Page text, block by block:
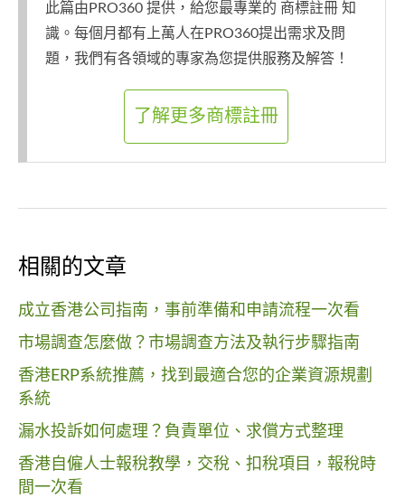
此篇由PRO360 提供，給您最專業的 商標註冊 知
識。每個月都有上萬人在PRO360提出需求及問
題，我們有各領域的專家為您提供服務及解答！
了解更多商標註冊
相關的文章
成立香港公司指南，事前準備和申請流程一次看
市場調查怎麼做？市場調查方法及執行步驟指南
香港ERP系統推薦，找到最適合您的企業資源規劃
系統
漏水投訴如何處理？負責單位、求償方式整理
香港自僱人士報稅教學，交稅、扣稅項目，報稅時
間一次看